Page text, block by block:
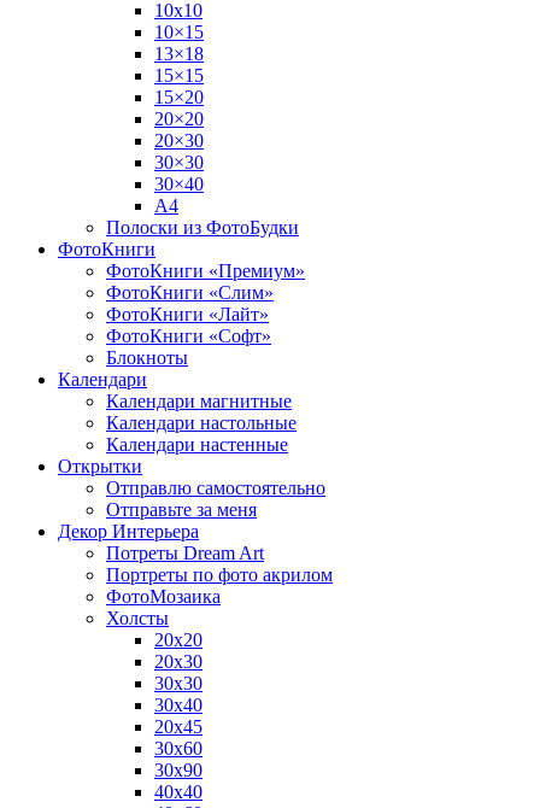
10х10
10×15
13×18
15×15
15×20
20×20
20×30
30×30
30×40
A4
Полоски из ФотоБудки
ФотоКниги
ФотоКниги «Премиум»
ФотоКниги «Слим»
ФотоКниги «Лайт»
ФотоКниги «Софт»
Блокноты
Календари
Календари магнитные
Календари настольные
Календари настенные
Открытки
Отправлю самостоятельно
Отправьте за меня
Декор Интерьера
Потреты Dream Art
Портреты по фото акрилом
ФотоМозаика
Холсты
20х20
20х30
30х30
30х40
20х45
30х60
30х90
40х40